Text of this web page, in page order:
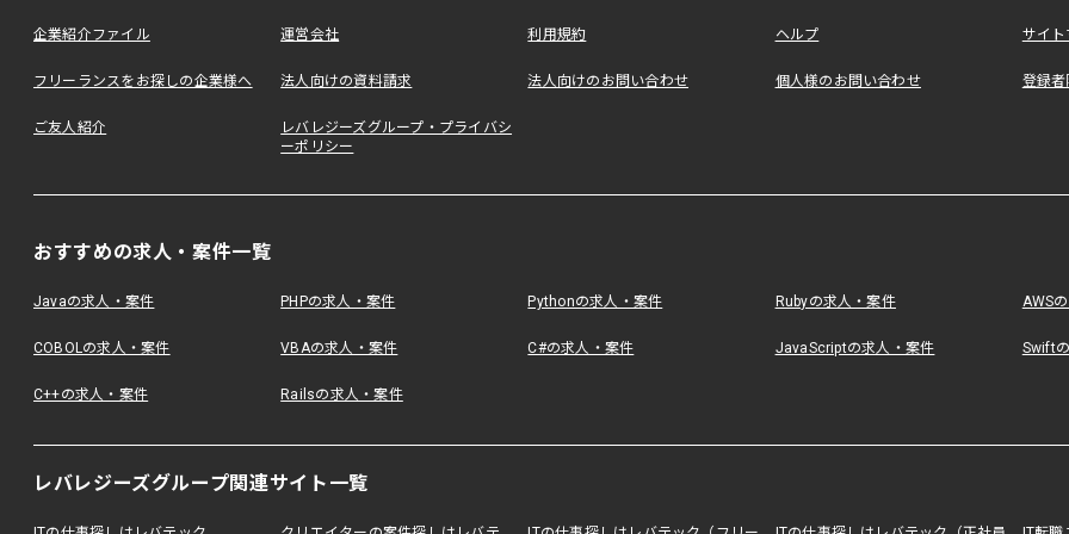
企業紹介ファイル 運営会社 利用規約 ヘルプ サイ
フリーランスをお探しの企業様へ 法人向けの資料請求 法人向けのお問い合わせ 個人様のお問い合わせ 登録者
ご友人紹介
レバレジーズグループ・プライバシ
ーポリシー
おすすめの求人・案件一覧
Javaの求人・案件 PHPの求人・案件 Pythonの求人・案件 Rubyの求人・案件 AWS
COBOLの求人・案件 VBAの求人・案件 C#の求人・案件 JavaScriptの求人・案件 Swift
C++の求人・案件 Railsの求人・案件
レバレジーズグループ関連サイト一覧